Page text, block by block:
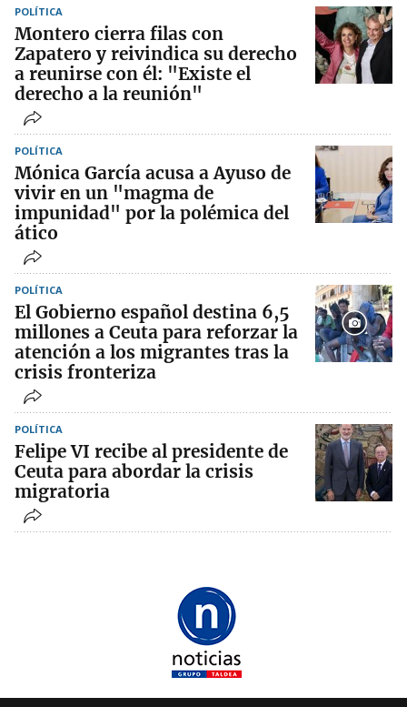
POLÍTICA
Montero cierra filas con
Zapatero y reivindica su derecho
a reunirse con él: "Existe el
derecho a la reunión"
POLÍTICA
Mónica García acusa a Ayuso de
vivir en un "magma de
impunidad" por la polémica del
ático
POLÍTICA
El Gobierno español destina 6,5
millones a Ceuta para reforzar la
atención a los migrantes tras la
crisis fronteriza
POLÍTICA
Felipe VI recibe al presidente de
Ceuta para abordar la crisis
migratoria